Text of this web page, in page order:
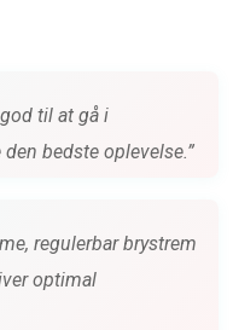
til at gå i
bedste oplevelse.”
regulerbar brystrem
optimal